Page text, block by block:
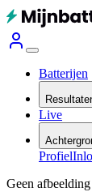
Batterijen
Live
Profiel
Geen